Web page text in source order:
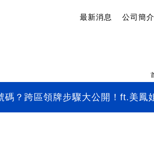
最新消息 公司簡介
碼？跨區領牌步驟大公開！ft.美鳳